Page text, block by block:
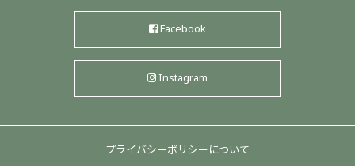
Facebook
Instagram
プライバシーポリシーについて